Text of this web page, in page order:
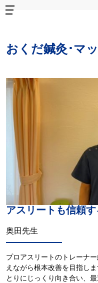
おくだ鍼灸･マ
アスリートも信頼
奥田先生
プロアスリートのトレーナ
えながら根本改善を目指し
とりにじっくり向き合い、